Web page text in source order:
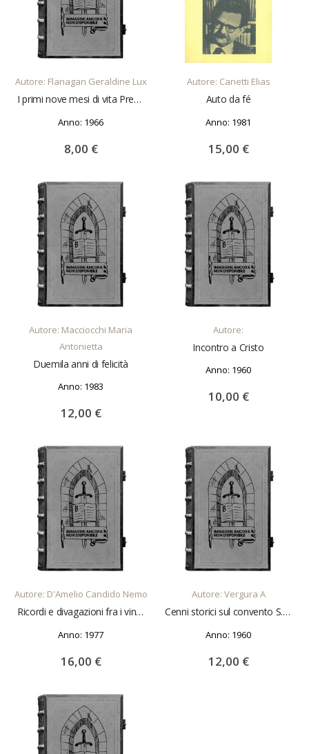
AGGIUNGI AL CARRELLO
Autore: Flanagan Geraldine Lux
I primi nove mesi di vita Presentazione di M. Massazza
Anno: 1966
8,00 €
AGGIUNGI AL CARRELLO
Autore: Canetti Elias
Auto da fé
Anno: 1981
15,00 €
AGGIUNGI AL CARRELLO
Autore: Macciocchi Maria
Antonietta
Duemila anni di felicità
Anno: 1983
12,00 €
AGGIUNGI AL CARRELLO
Autore:
Incontro a Cristo
Anno: 1960
10,00 €
AGGIUNGI AL CARRELLO
Autore: D'Amelio Candido Nemo
Ricordi e divagazioni fra i vini del Sannio Presentazione di R. Costanzo
Anno: 1977
16,00 €
AGGIUNGI AL CARRELLO
Autore: Vergura A
Cenni storici sul convento S. Maria delle grazie in S. Giovanni Rotondo Il "Fraticello" echi da S. Giovanni Rotondo. Anno III- N° 4 ediz. spec
Anno: 1960
12,00 €